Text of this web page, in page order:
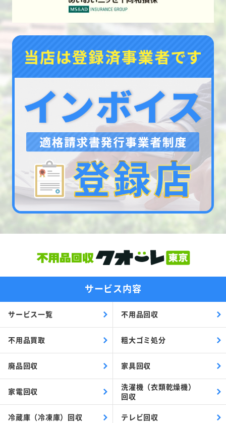
サービス内容
サービス一覧 不用品回収
不用品買取 粗大ゴミ処分
廃品回収 家具回収
家電回収
洗濯機（衣類乾燥機）
回収
冷蔵庫（冷凍庫）回収 テレビ回収